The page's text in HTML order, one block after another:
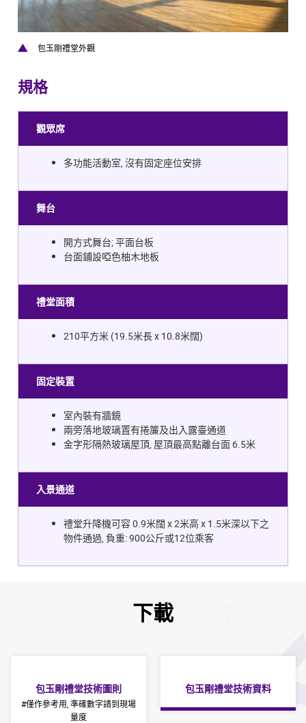
包玉剛禮堂外觀
規格
​​觀眾席
多功能活動室, 沒有固定座位安排
舞台
開方式舞台; 平面台板
台面鋪設啞色柚木地板
禮堂面積
210平方米 (19.5米長 x 10.8米闊)
固定裝置
室內裝有牆鏡
兩旁落地玻璃置有捲簾及出入露臺通道
金字形隔熱玻璃屋頂, 屋頂最高點離台面 6.5米
入景通道
禮堂升降機可容 0.9米闊 x 2米高 x 1.5米深以下之
物件通過, 負重: 900公斤或12位乘客
下載
包玉剛禮堂技術圖則
#僅作參考用, 準確數字請到現場
量度
包玉剛禮堂技術資料